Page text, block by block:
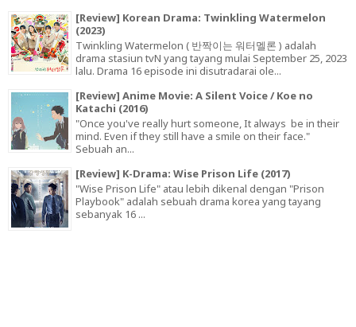
[Review] Korean Drama: Twinkling Watermelon
(2023)
Twinkling Watermelon ( 반짝이는 워터멜론 ) adalah
drama stasiun tvN yang tayang mulai September 25, 2023
lalu. Drama 16 episode ini disutradarai ole...
[Review] Anime Movie: A Silent Voice / Koe no
Katachi (2016)
"Once you've really hurt someone, It always be in their
mind. Even if they still have a smile on their face."
Sebuah an...
[Review] K-Drama: Wise Prison Life (2017)
"Wise Prison Life" atau lebih dikenal dengan "Prison
Playbook" adalah sebuah drama korea yang tayang
sebanyak 16 ...